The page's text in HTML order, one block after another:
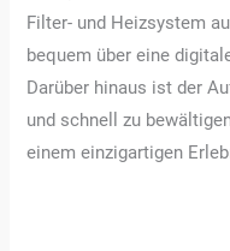
Filter- und Heizsystem
bequem über eine
Darüber hinaus ist der
und schnell zu
einem einzigartigen